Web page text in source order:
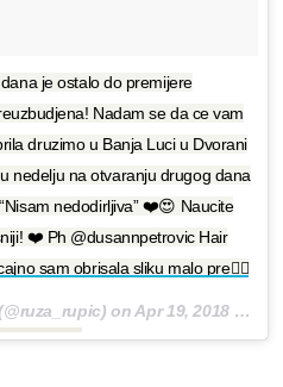
je ostalo do premijere
Nadam se da ce vam
druzimo u Banja Luci u Dvorani
nedelju na otvaranju drugog dana
nedodirljiva” ❤️😍 Naucite
❤️ Ph @dusannpetrovic Hair
sam obrisala sliku malo pre🤦‍♀️
onApr 19, 2018 at 11:43am PDT